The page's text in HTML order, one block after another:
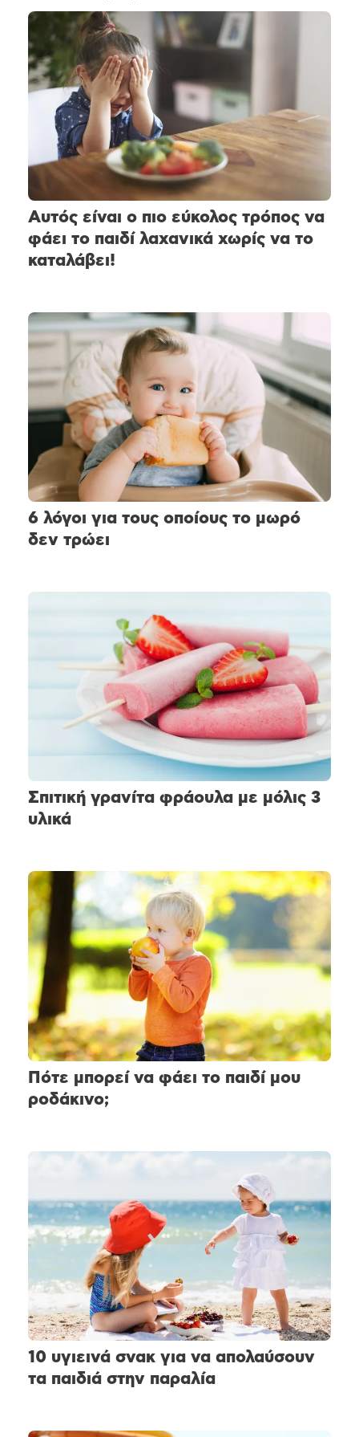
Αυτός είναι ο πιο εύκολος τρόπος να
φάει το παιδί λαχανικά χωρίς να το
καταλάβει!
6 λόγοι για τους οποίους το μωρό
δεν τρώει
Σπιτική γρανίτα φράουλα με μόλις 3
υλικά
Πότε μπορεί να φάει το παιδί μου
ροδάκινο;
10 υγιεινά σνακ για να απολαύσουν
τα παιδιά στην παραλία